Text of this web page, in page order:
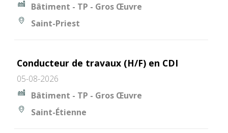
Bâtiment - TP - Gros Œuvre
Saint-Priest
Conducteur de travaux (H/F) en CDI
05-08-2026
Bâtiment - TP - Gros Œuvre
Saint-Étienne